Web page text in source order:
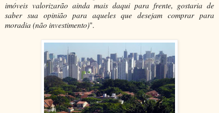
imóveis valorizarão ainda mais daqui para frente, gostaria de
saber sua opinião para aqueles que desejam comprar para
moradia (não investimento)".